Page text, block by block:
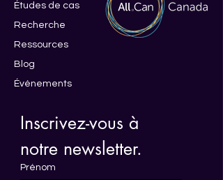
Études de cas
Recherche
Ressources
Blog
Événements
Inscrivez-vous à
notre newsletter.
Prénom